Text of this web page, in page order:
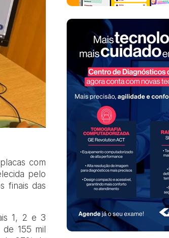
com
pelo
finais das
1, 2 e 3
155 mil